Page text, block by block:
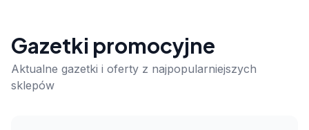
Gazetki promocyjne
Aktualne gazetki i oferty z najpopularniejszych
sklepów